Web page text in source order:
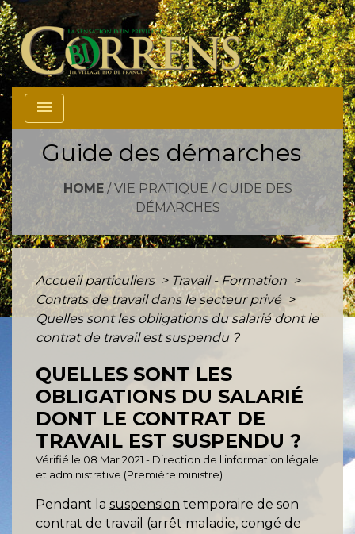
menu
Guide des démarches
HOME/ VIE PRATIQUE / GUIDE DES
DÉMARCHES
Accueil particuliers > Travail - Formation >
Contrats de travail dans le secteur privé >
Quelles sont les obligations du salarié dont le
contrat de travail est suspendu ?
QUELLES SONT LES
OBLIGATIONS DU SALARIÉ
DONT LE CONTRAT DE
TRAVAIL EST SUSPENDU ?
Vérifié le 08 Mar 2021 - Direction de l'information légale
et administrative (Première ministre)
Pendant la suspension temporaire de son
contrat de travail (arrêt maladie, congé de